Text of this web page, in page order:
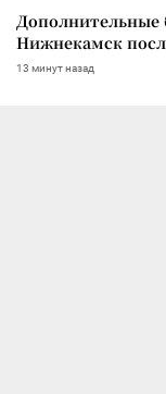
Дополнительные
Нижнекамск
13 минут назад